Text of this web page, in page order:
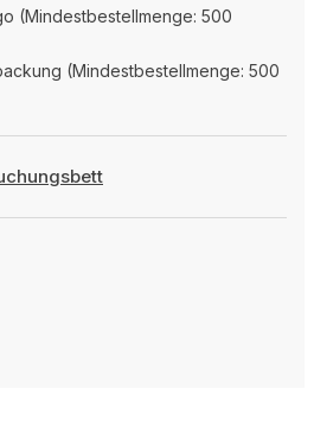
(Mindestbestellmenge: 500
(Mindestbestellmenge: 500